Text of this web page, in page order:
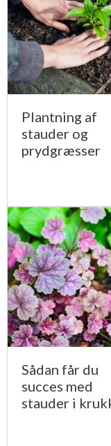
Plantning af
stauder og
prydgræsser
Sådan får du
succes med
stauder i